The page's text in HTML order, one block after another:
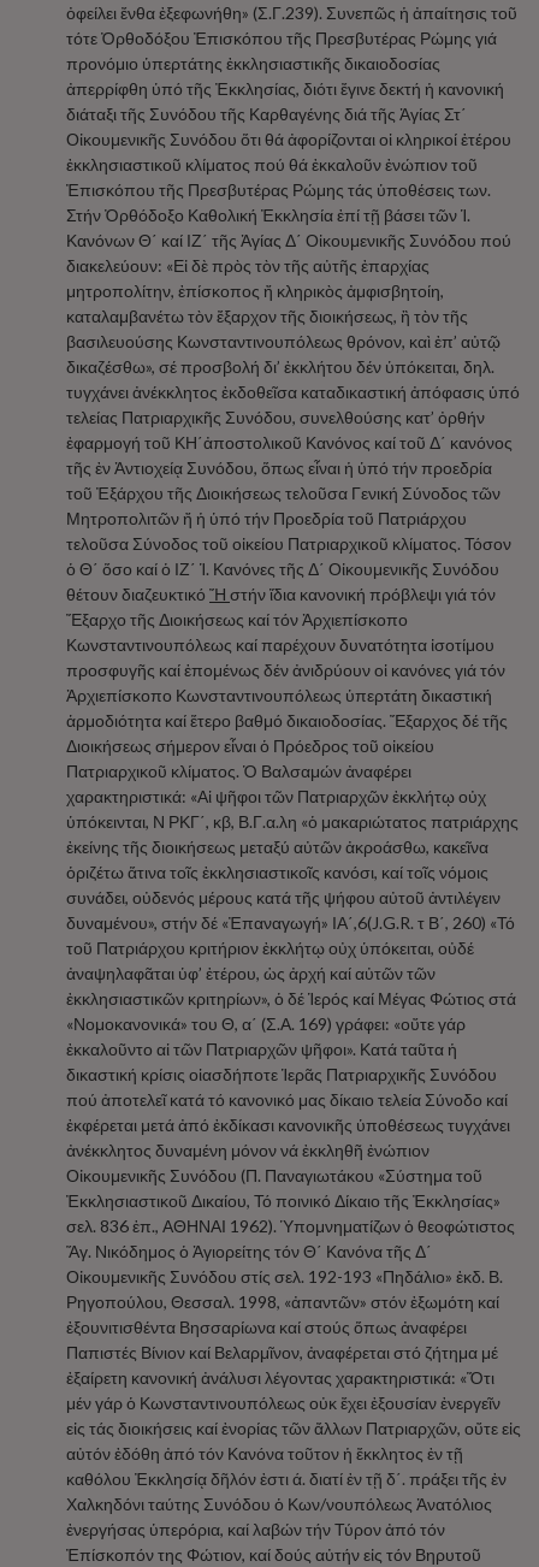
ὀφείλει ἔνθα ἐξεφωνήθη» (Σ.Γ.239). Συνεπῶς ἡ ἀπαίτησις τοῦ
τότε Ὀρθοδόξου Ἐπισκόπου τῆς Πρεσβυτέρας Ρώμης γιά
προνόμιο ὑπερτάτης ἐκκλησιαστικῆς δικαιοδοσίας
ἀπερρίφθη ὑπό τῆς Ἐκκλησίας, διότι ἔγινε δεκτή ἡ κανονική
διάταξι τῆς Συνόδου τῆς Καρθαγένης διά τῆς Ἁγίας Στ΄
Οἰκουμενικῆς Συνόδου ὅτι θά ἀφορίζονται οἱ κληρικοί ἑτέρου
ἐκκλησιαστικοῦ κλίματος πού θά ἐκκαλοῦν ἐνώπιον τοῦ
Ἐπισκόπου τῆς Πρεσβυτέρας Ρώμης τάς ὑποθέσεις των.
Στήν Ὀρθόδοξο Καθολική Ἐκκλησία ἐπί τῇ βάσει τῶν Ἱ.
Κανόνων Θ΄ καί ΙΖ΄ τῆς Ἁγίας Δ΄ Οἰκουμενικῆς Συνόδου πού
διακελεύουν: «Εἰ δὲ πρὸς τὸν τῆς αὐτῆς ἐπαρχίας
μητροπολίτην, ἐπίσκοπος ἤ κληρικὸς ἀμφισβητοίη,
καταλαμβανέτω τὸν ἔξαρχον τῆς διοικήσεως, ἢ τὸν τῆς
βασιλευούσης Κωνσταντινουπόλεως θρόνον, καὶ ἐπ’ αὐτῷ
δικαζέσθω», σέ προσβολή δι’ ἐκκλήτου δέν ὑπόκειται, δηλ.
τυγχάνει ἀνέκκλητος ἐκδοθεῖσα καταδικαστική ἀπόφασις ὑπό
τελείας Πατριαρχικῆς Συνόδου, συνελθούσης κατ’ ὀρθήν
ἐφαρμογή τοῦ ΚΗ΄ἀποστολικοῦ Κανόνος καί τοῦ Δ΄ κανόνος
τῆς ἐν Ἀντιοχείᾳ Συνόδου, ὅπως εἶναι ἡ ὑπό τήν προεδρία
τοῦ Ἐξάρχου τῆς Διοικήσεως τελοῦσα Γενική Σύνοδος τῶν
Μητροπολιτῶν ἤ ἡ ὑπό τήν Προεδρία τοῦ Πατριάρχου
τελοῦσα Σύνοδος τοῦ οἰκείου Πατριαρχικοῦ κλίματος. Τόσον
ὁ Θ΄ ὅσο καί ὁ ΙΖ΄ Ἱ. Κανόνες τῆς Δ΄ Οἰκουμενικῆς Συνόδου
θέτουν διαζευκτικό Ἤ στήν ἴδια κανονική πρόβλεψι γιά τόν
Ἔξαρχο τῆς Διοικήσεως καί τόν Ἀρχιεπίσκοπο
Κωνσταντινουπόλεως καί παρέχουν δυνατότητα ἰσοτίμου
προσφυγῆς καί ἑπομένως δέν ἀνιδρύουν οἱ κανόνες γιά τόν
Ἀρχιεπίσκοπο Κωνσταντινουπόλεως ὑπερτάτη δικαστική
ἁρμοδιότητα καί ἕτερο βαθμό δικαιοδοσίας. Ἔξαρχος δέ τῆς
Διοικήσεως σήμερον εἶναι ὁ Πρόεδρος τοῦ οἰκείου
Πατριαρχικοῦ κλίματος. Ὁ Βαλσαμών ἀναφέρει
χαρακτηριστικά: «Αἱ ψῆφοι τῶν Πατριαρχῶν ἐκκλήτῳ οὐχ
ὑπόκεινται, Ν ΡΚΓ΄, κβ, Β.Γ.α.λη «ὁ μακαριώτατος πατριάρχης
ἐκείνης τῆς διοικήσεως μεταξύ αὐτῶν ἀκροάσθω, κακεῖνα
ὁριζέτω ἅτινα τοῖς ἐκκλησιαστικοῖς κανόσι, καί τοῖς νόμοις
συνάδει, οὐδενός μέρους κατά τῆς ψήφου αὐτοῦ ἀντιλέγειν
δυναμένου», στήν δέ «Ἐπαναγωγή» ΙΑ΄,6(J.G.R. τ Β΄, 260) «Τό
τοῦ Πατριάρχου κριτήριον ἐκκλήτῳ οὐχ ὑπόκειται, οὐδέ
ἀναψηλαφᾶται ὑφ’ ἑτέρου, ὡς ἀρχή καί αὐτῶν τῶν
ἐκκλησιαστικῶν κριτηρίων», ὁ δέ Ἱερός καί Μέγας Φώτιος στά
«Νομοκανονικά» του Θ, α΄ (Σ.Α. 169) γράφει: «οὔτε γάρ
ἐκκαλοῦντο αἱ τῶν Πατριαρχῶν ψῆφοι». Κατά ταῦτα ἡ
δικαστική κρίσις οἱασδήποτε Ἱερᾶς Πατριαρχικῆς Συνόδου
πού ἀποτελεῖ κατά τό κανονικό μας δίκαιο τελεία Σύνοδο καί
ἐκφέρεται μετά ἀπό ἐκδίκασι κανονικῆς ὑποθέσεως τυγχάνει
ἀνέκκλητος δυναμένη μόνον νά ἐκκληθῆ ἐνώπιον
Οἰκουμενικῆς Συνόδου (Π. Παναγιωτάκου «Σύστημα τοῦ
Ἐκκλησιαστικοῦ Δικαίου, Τό ποινικό Δίκαιο τῆς Ἐκκλησίας»
σελ. 836 ἑπ., ΑΘΗΝΑΙ 1962). Ὑπομνηματίζων ὁ θεοφώτιστος
Ἅγ. Νικόδημος ὁ Ἁγιορείτης τόν Θ΄ Κανόνα τῆς Δ΄
Οἰκουμενικῆς Συνόδου στίς σελ. 192-193 «Πηδάλιο» ἐκδ. Β.
Ρηγοπούλου, Θεσσαλ. 1998, «ἀπαντῶν» στόν ἐξωμότη καί
ἐξουνιτισθέντα Βησσαρίωνα καί στούς ὅπως ἀναφέρει
Παπιστές Βίνιον καί Βελαρμῖνον, ἀναφέρεται στό ζήτημα μέ
ἐξαίρετη κανονική ἀνάλυσι λέγοντας χαρακτηριστικά: «Ὅτι
μέν γάρ ὁ Κωνσταντινουπόλεως οὐκ ἔχει ἐξουσίαν ἐνεργεῖν
εἰς τάς διοικήσεις καί ἐνορίας τῶν ἄλλων Πατριαρχῶν, οὔτε εἰς
αὐτόν ἐδόθη ἀπό τόν Κανόνα τοῦτον ἡ ἔκκλητος ἐν τῇ
καθόλου Ἐκκλησίᾳ δῆλόν ἐστι ά. διατί ἐν τῇ δ΄. πράξει τῆς ἐν
Χαλκηδόνι ταύτης Συνόδου ὁ Κων/νουπόλεως Ἀνατόλιος
ἐνεργήσας ὑπερόρια, καί λαβών τήν Τύρον ἀπό τόν
Ἐπίσκοπόν της Φώτιον, καί δούς αὐτήν εἰς τόν Βηρυτοῦ